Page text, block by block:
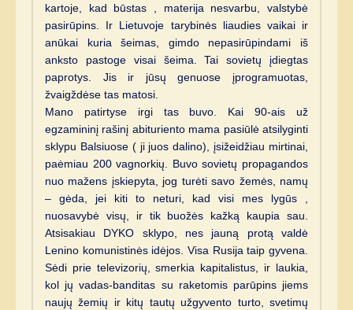
kartoje, kad būstas , materija nesvarbu, valstybė
pasirūpins. Ir Lietuvoje tarybinės liaudies vaikai ir
anūkai kuria šeimas, gimdo nepasirūpindami iš
anksto pastoge visai šeima. Tai sovietų įdiegtas
paprotys. Jis ir jūsų genuose įprogramuotas,
žvaigždėse tas matosi.
Mano patirtyse irgi tas buvo. Kai 90-ais už
egzamininį rašinį abituriento mama pasiūlė atsilyginti
sklypu Balsiuose ( ji juos dalino), įsižeidžiau mirtinai,
paėmiau 200 vagnorkių. Buvo sovietų propagandos
nuo mažens įskiepyta, jog turėti savo žemės, namų
– gėda, jei kiti to neturi, kad visi mes lygūs ,
nuosavybė visų, ir tik buožės kažką kaupia sau.
Atsisakiau DYKO sklypo, nes jauną protą valdė
Lenino komunistinės idėjos. Visa Rusija taip gyvena.
Sėdi prie televizorių, smerkia kapitalistus, ir laukia,
kol jų vadas-banditas su raketomis parūpins jiems
naujų žemių ir kitų tautų užgyvento turto, svetimų